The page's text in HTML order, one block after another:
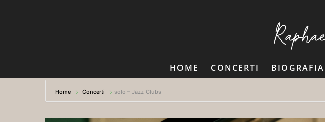
HOME CONCERTI BIOGRAFIA
Home Concerti solo – Jazz Clubs